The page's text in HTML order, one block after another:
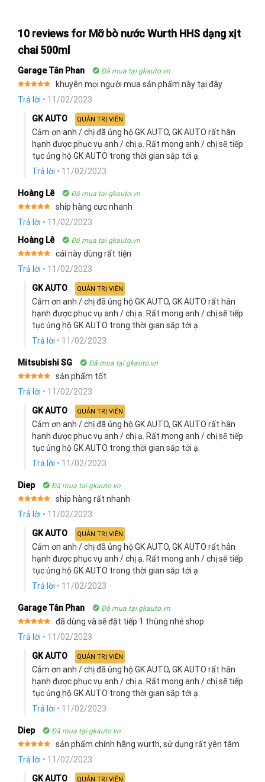
10 reviews for Mỡ bò nước Wurth HHS dạng xịt
chai 500ml
Garage Tân Phan Đã mua tại gkauto.vn
out of 5
khuyên mọi người mua sản phẩm này tại đây
Trả lời • 11/02/2023
GK AUTO
QUẢN TRỊ VIÊN
Cảm ơn anh / chị đã ủng hộ GK AUTO, GK AUTO rất hân
hạnh được phục vụ anh / chị ạ. Rất mong anh / chị sẽ tiếp
tục ủng hộ GK AUTO trong thời gian sắp tới ạ.
Trả lời • 11/02/2023
Hoàng Lê Đã mua tại gkauto.vn
out of 5
ship hàng cưc nhanh
Trả lời • 11/02/2023
Hoàng Lê
Đã mua tại gkauto.vn
out of 5
cái này dùng rất tiện
Trả lời • 11/02/2023
GK AUTO
QUẢN TRỊ VIÊN
Cảm ơn anh / chị đã ủng hộ GK AUTO, GK AUTO rất hân
hạnh được phục vụ anh / chị ạ. Rất mong anh / chị sẽ tiếp
tục ủng hộ GK AUTO trong thời gian sắp tới ạ.
Trả lời • 11/02/2023
Mitsubishi SG Đã mua tại gkauto.vn
out of 5
sản phẩm tốt
Trả lời • 11/02/2023
GK AUTO
QUẢN TRỊ VIÊN
Cảm ơn anh / chị đã ủng hộ GK AUTO, GK AUTO rất hân
hạnh được phục vụ anh / chị ạ. Rất mong anh / chị sẽ tiếp
tục ủng hộ GK AUTO trong thời gian sắp tới ạ.
Trả lời • 11/02/2023
Diep Đã mua tại gkauto.vn
out of 5
ship hàng rất nhanh
Trả lời • 11/02/2023
GK AUTO
QUẢN TRỊ VIÊN
Cảm ơn anh / chị đã ủng hộ GK AUTO, GK AUTO rất hân
hạnh được phục vụ anh / chị ạ. Rất mong anh / chị sẽ tiếp
tục ủng hộ GK AUTO trong thời gian sắp tới ạ.
Trả lời • 11/02/2023
Garage Tân Phan Đã mua tại gkauto.vn
out of 5
đã dùng và sẽ đặt tiếp 1 thùng nhé shop
Trả lời • 11/02/2023
GK AUTO
QUẢN TRỊ VIÊN
Cảm ơn anh / chị đã ủng hộ GK AUTO, GK AUTO rất hân
hạnh được phục vụ anh / chị ạ. Rất mong anh / chị sẽ tiếp
tục ủng hộ GK AUTO trong thời gian sắp tới ạ.
Trả lời • 11/02/2023
Diep Đã mua tại gkauto.vn
out of 5
sản phẩm chính hãng wurth, sử dụng rất yên tâm
Trả lời • 11/02/2023
GK AUTO
QUẢN TRỊ VIÊN